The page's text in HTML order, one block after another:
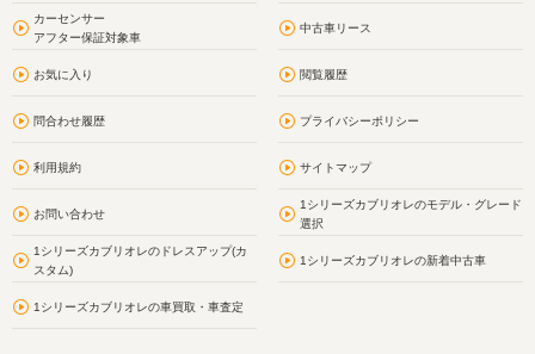
カーセンサー
アフター保証対象車
中古車リース
お気に入り 閲覧履歴
問合わせ履歴 プライバシーポリシー
利用規約 サイトマップ
お問い合わせ
1シリーズカブリオレのモデル・グレード
選択
1シリーズカブリオレのドレスアップ(カ
スタム)
1シリーズカブリオレの新着中古車
1シリーズカブリオレの車買取・車査定